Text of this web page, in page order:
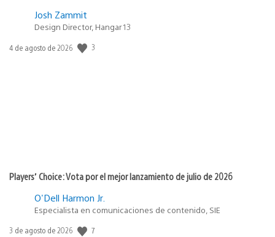
Josh Zammit
Design Director, Hangar 13
Fecha
4 de agosto de 2026 3
Players’ Choice: Vota por el mejor lanzamiento de julio de 2026
O'Dell Harmon Jr.
Especialista en comunicaciones de contenido, SIE
Fecha
3 de agosto de 2026 7